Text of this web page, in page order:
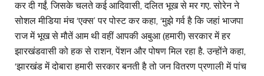
कर दी गईं, जिसके चलते कई आदिवासी, दलित भूख से मर गए. सोरेन ने
सोशल मीडिया मंच ‘एक्स’ पर पोस्ट कर कहा, ‘मुझे गर्व है कि जहां भाजपा
राज में भूख से मौतें आम थी वहीं आपकी अबुआ (हमारी) सरकार में हर
झारखंडवासी को हक से राशन, पेंशन और पोषण मिल रहा है. उन्होंने कहा,
‘झारखंड में दोबारा हमारी सरकार बनती है तो जन वितरण प्रणाली में पांच